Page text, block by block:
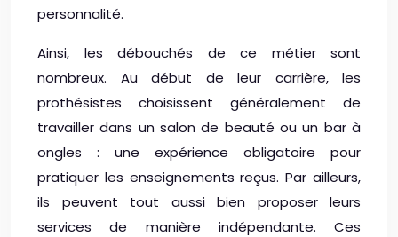
personnalité.
Ainsi, les débouchés de ce métier sont
nombreux. Au début de leur carrière, les
prothésistes choisissent généralement de
travailler dans un salon de beauté ou un bar à
ongles : une expérience obligatoire pour
pratiquer les enseignements reçus. Par ailleurs,
ils peuvent tout aussi bien proposer leurs
services de manière indépendante. Ces